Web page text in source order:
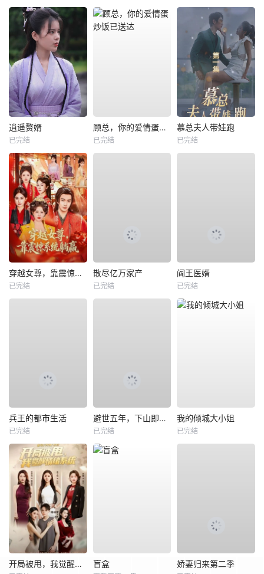
逍遥赘婿
已完结
顾总，你的爱情蛋炒饭已送达
已完结
慕总夫人带娃跑
已完结
穿越女尊，靠震惊系统躺赢
已完结
散尽亿万家产
已完结
阎王医婿
已完结
兵王的都市生活
已完结
避世五年，下山即无敌
已完结
我的倾城大小姐
已完结
开局被甩，我觉醒情绪系统 盲盒 娇妻归来第二季